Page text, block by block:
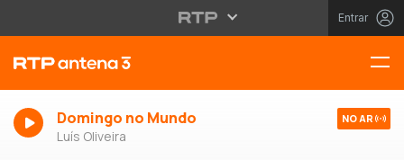
Entrar
Domingo no Mundo
Luís Oliveira
NO AR